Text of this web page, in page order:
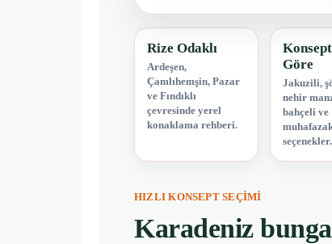
Rize Odaklı
Ardeşen,
Çamlıhemşin, Pazar
ve Fındıklı
çevresinde yerel
konaklama rehberi.
Göre
Jakuzili,
nehir
bahçeli ve
seçenekler.
HIZLI KONSEPT SEÇIMI
Karadeniz